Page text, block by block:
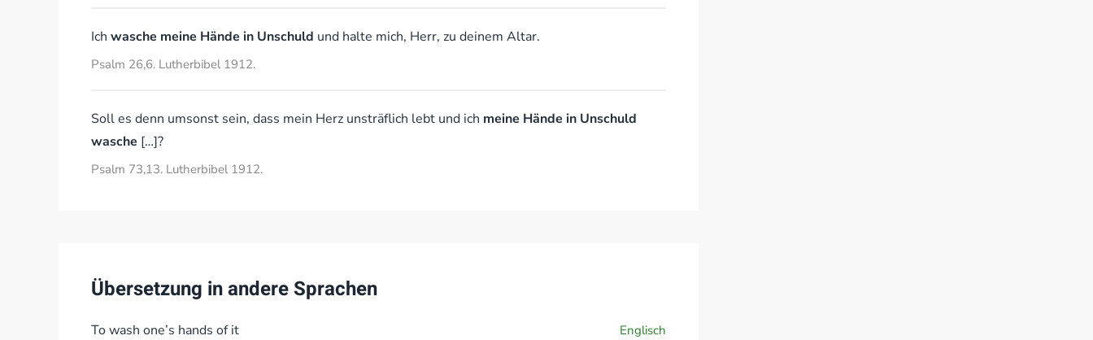
Ich wasche meine Hände in Unschuld und halte mich, Herr, zu deinem Altar.
Psalm 26,6. Lutherbibel 1912.
Soll es denn umsonst sein, dass mein Herz unsträflich lebt und ich meine Hände in Unschuld
wasche […]?
Psalm 73,13. Lutherbibel 1912.
Übersetzung in andere Sprachen
To wash one’s hands of it Englisch